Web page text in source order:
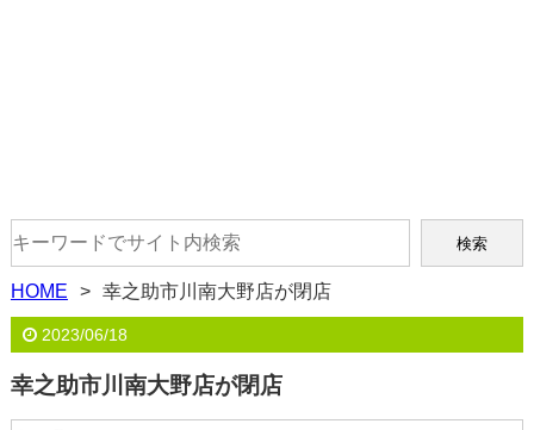
HOME 幸之助市川南大野店が閉店
2023/06/18
幸之助市川南大野店が閉店